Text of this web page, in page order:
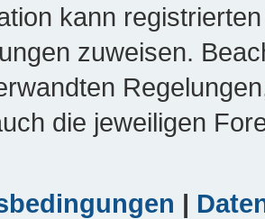
kann
zuweisen.
die jeweiligen
|